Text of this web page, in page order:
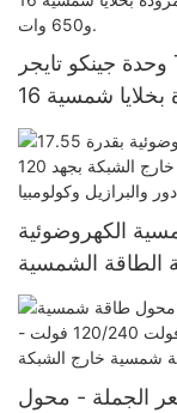
وحدة جينكو تايجر Tier1 Neo N-Type ثنائية الوجه عالية
الكفاءة، مزودة بخلايا شمسية 16BB، بقدرات 590 وات،
الكهروضوئية
الطاقة الشمسية
ويخدم الإكوادور والبرازيل
وكولومبيا.
الجملة - محول